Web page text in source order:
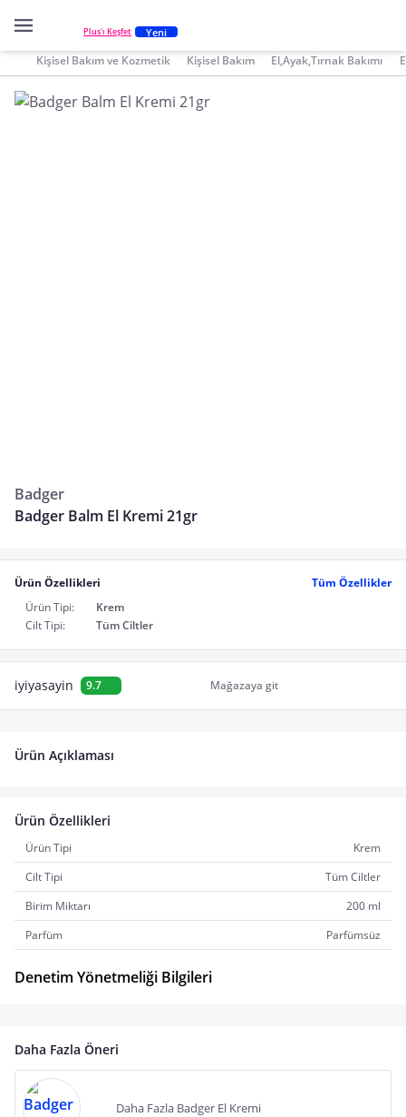
Plus'ı Keşfet Yeni
Kişisel Bakım ve Kozmetik Kişisel Bakım El,Ayak,Tırnak Bakımı
Badger
Badger Balm El Kremi 21gr
Ürün Özellikleri
Tüm Özellikler
Ürün Tipi:
Krem
Cilt Tipi:
Tüm Ciltler
iyiyasayin 9.7 Mağazaya git
Ürün Açıklaması
Ürün Özellikleri
Ürün Tipi
Krem
Cilt Tipi
Tüm Ciltler
Birim Miktarı
200 ml
Parfüm
Parfümsüz
Denetim Yönetmeliği Bilgileri
Daha Fazla Öneri
Daha Fazla Badger El Kremi